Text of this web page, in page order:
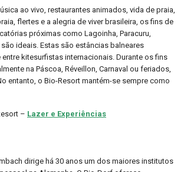
ao vivo, restaurantes animados, vida de praia,
flertes e a alegria de viver brasileira, os fins de
próximas como Lagoinha, Paracuru,
ideais. Estas são estâncias balneares
kitesurfistas internacionais. Durante os fins
na Páscoa, Réveillon, Carnaval ou feriados,
entanto, o Bio-Resort mantém-se sempre como
– Lazer e Experiências
dirige há 30 anos um dos maiores institutos